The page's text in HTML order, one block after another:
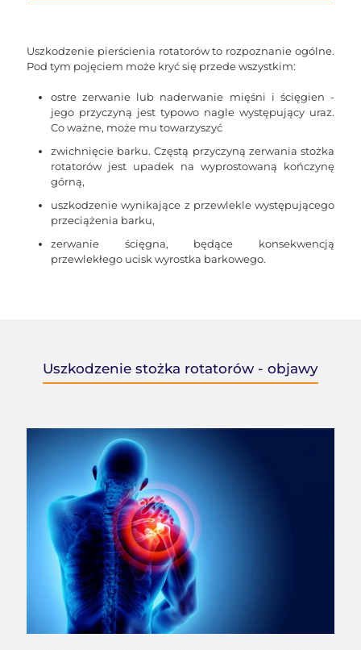
Uszkodzenie pierścienia rotatorów to rozpoznanie ogólne.
Pod tym pojęciem może kryć się przede wszystkim:
ostre zerwanie lub naderwanie mięśni i ścięgien -
jego przyczyną jest typowo nagle występujący uraz.
Co ważne, może mu towarzyszyć
zwichnięcie barku. Częstą przyczyną zerwania stożka
rotatorów jest upadek na wyprostowaną kończynę
górną,
uszkodzenie wynikające z przewlekle występującego
przeciążenia barku,
zerwanie ścięgna, będące konsekwencją
przewlekłego ucisk wyrostka barkowego.
Uszkodzenie stożka rotatorów - objawy